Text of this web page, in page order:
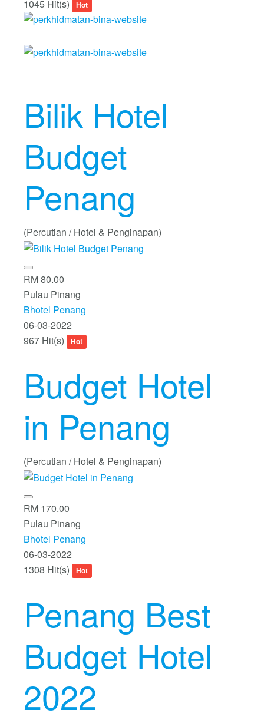
1045 Hit(s) Hot
Bilik Hotel
Budget
Penang
(Percutian / Hotel & Penginapan)
RM 80.00
Pulau Pinang
Bhotel Penang
06-03-2022
967 Hit(s)
Hot
Budget Hotel
in Penang
(Percutian / Hotel & Penginapan)
RM 170.00
Pulau Pinang
Bhotel Penang
06-03-2022
1308 Hit(s)
Hot
Penang Best
Budget Hotel
2022